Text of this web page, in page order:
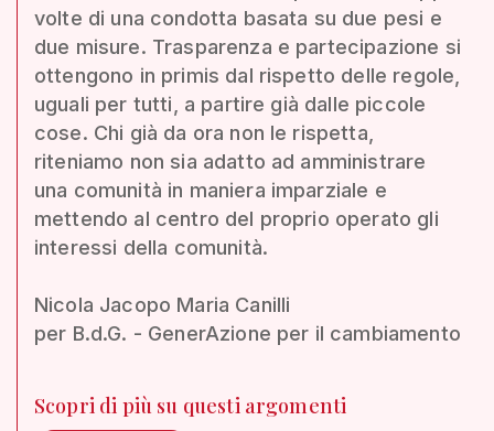
volte di una condotta basata su due pesi e
due misure. Trasparenza e partecipazione si
ottengono in primis dal rispetto delle regole,
uguali per tutti, a partire già dalle piccole
cose. Chi già da ora non le rispetta,
riteniamo non sia adatto ad amministrare
una comunità in maniera imparziale e
mettendo al centro del proprio operato gli
interessi della comunità.
Nicola Jacopo Maria Canilli
per B.d.G. - GenerAzione per il cambiamento
Scopri di più su questi argomenti